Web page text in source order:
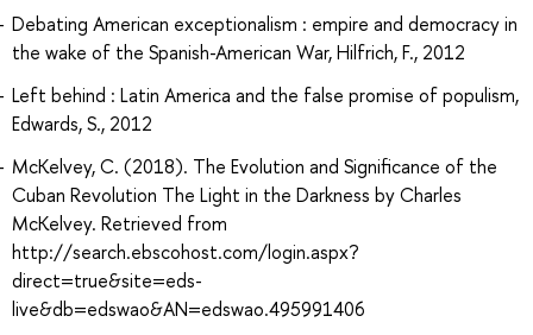
Debating American exceptionalism : empire and democracy in
the wake of the Spanish-American War, Hilfrich, F., 2012
Left behind : Latin America and the false promise of populism,
Edwards, S., 2012
McKelvey, C. (2018). The Evolution and Significance of the
Cuban Revolution The Light in the Darkness by Charles
McKelvey. Retrieved from
http://search.ebscohost.com/login.aspx?
direct=true&site=eds-
live&db=edswao&AN=edswao.495991406